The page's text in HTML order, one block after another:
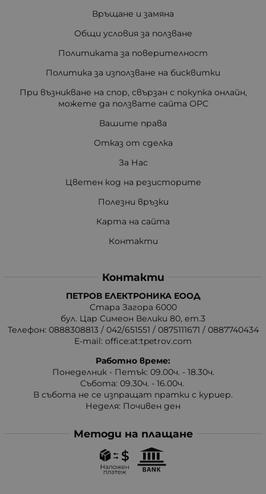
Връщане и замяна
Общи условия за ползване
Политиката за поверителност
Политика за използване на бисквитки
При възникване на спор, свързан с покупка онлайн,
можете да ползвате сайта ОРС
Вашите права
Отказ от сделка
За Нас
Цветен код на резисторите
Полезни връзки
Карта на сайта
Контакти
Контакти
ПЕТРОВ ЕЛЕКТРОНИКА ЕООД
Стара Загора 6000
бул. Цар Симеон Велики 80, ет.3
Телефон: 0888308813 / 042/651551 / 0875111671 / 0887740434
E-mail: office:at:tpetrov.com
Работно време:
Понеделник - Петък: 09.00ч. - 18.30ч.
Събота: 09.30ч. - 16.00ч.
В събота не се изпращат пратки с куриер.
Неделя: Почивен ден
Методи на плащане